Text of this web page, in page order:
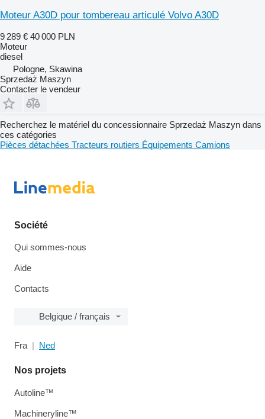
Moteur A30D pour tombereau articulé Volvo A30D
9 289 € 40 000 PLN
Moteur
diesel
Pologne, Skawina
Sprzedaż Maszyn
Contacter le vendeur
Recherchez le matériel du concessionnaire Sprzedaż Maszyn dans
ces catégories
Pièces détachées Tracteurs routiers Équipements Camions
Société
Qui sommes-nous
Aide
Contacts
Belgique / français
Fra Ned
Nos projets
Autoline™
Machineryline™